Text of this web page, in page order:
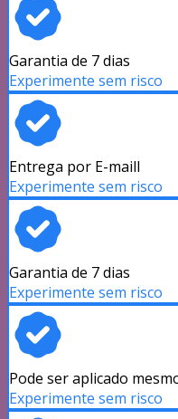
Garantia de 7 dias
Experimente sem risco
Entrega por E-maill
Experimente sem risco
Garantia de 7 dias
Experimente sem risco
Pode ser aplicado
Experimente sem risco